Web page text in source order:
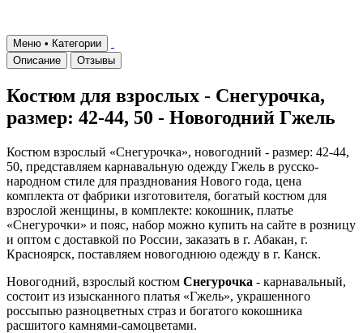
Меню • Категории
Описание
Отзывы
Костюм для взрослых - Снегурочка,
размер: 42-44, 50 - Новогодний Гжель
Костюм взрослый «Снегурочка», новогодний - размер: 42-44,
50, представляем карнавальную одежду Гжель в русско-
народном стиле для празднования Нового года, цена
комплекта от фабрики изготовителя, богатый костюм для
взрослой женщины, в комплекте: кокошник, платье
«Снегурочки» и пояс, набор можно купить на сайте в розницу
и оптом с доставкой по России, заказать в г. Абакан, г.
Красноярск, поставляем новогоднюю одежду в г. Канск.
Новогодний, взрослый костюм Снегурочка - карнавальный,
состоит из изысканного платья «Гжель», украшенного
россыпью разноцветных страз и богатого кокошника
расшитого камнями-самоцветами.